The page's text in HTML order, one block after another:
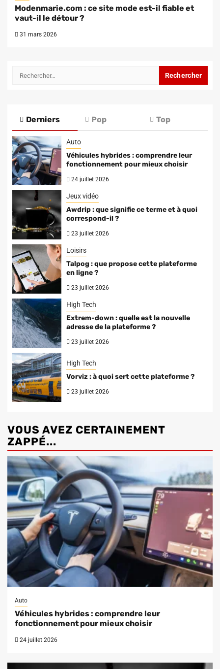
Modenmarie.com : ce site mode est-il fiable et
vaut-il le détour ?
31 mars 2026
Rechercher :
Derniers Pop Top
Auto
Véhicules hybrides : comprendre leur
fonctionnement pour mieux choisir
24 juillet 2026
Jeux vidéo
Awdrip : que signifie ce terme et à quoi
correspond-il ?
23 juillet 2026
Loisirs
Talpog : que propose cette plateforme
en ligne ?
23 juillet 2026
High Tech
Extrem-down : quelle est la nouvelle
adresse de la plateforme ?
23 juillet 2026
High Tech
Vorviz : à quoi sert cette plateforme ?
23 juillet 2026
VOUS AVEZ CERTAINEMENT
ZAPPÉ...
Auto
Véhicules hybrides : comprendre leur
fonctionnement pour mieux choisir
24 juillet 2026